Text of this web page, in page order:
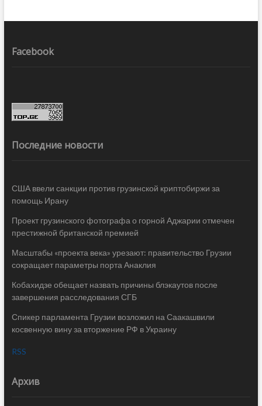
Facebook
Последние новости
США ввели санкции против грузинской криптобиржи за
помощь Ирану
Проект грузинского фотографа о горной Аджарии отмечен
престижной британской премией
Масштабы «проекта века» урезают: правительство Грузии
сокращает параметры порта Анаклия
Кобахидзе обещает назвать причины блэкаутов после
завершения расследования СГБ
Спикер парламента Грузии возложил на Саакашвили
косвенную вину за вторжение РФ в Украину
RSS
Архив